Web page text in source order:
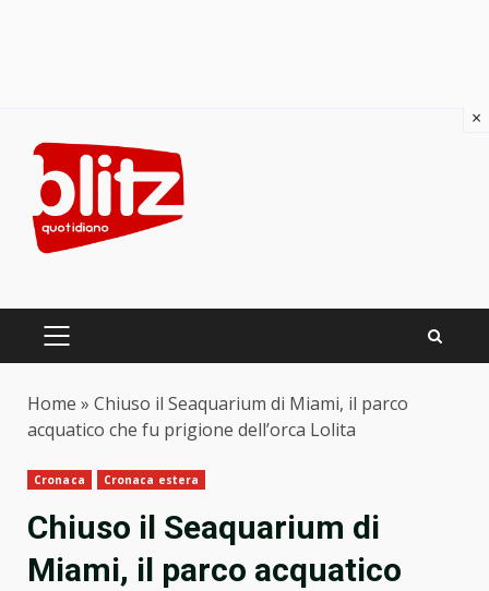
content
PRIMARY
Home » Chiuso il Seaquarium di Miami, il parco
acquatico che fu prigione dell’orca Lolita
Cronaca Cronaca estera
Chiuso il Seaquarium di
Miami, il parco acquatico
×